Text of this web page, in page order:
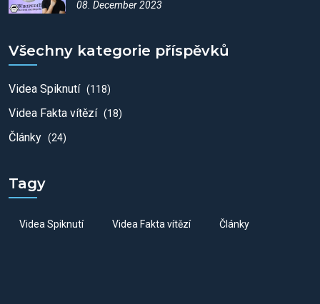
08. December 2023
Všechny kategorie příspěvků
Videa Spiknutí (118)
Videa Fakta vítězí (18)
Články (24)
Tagy
Videa Spiknutí Videa Fakta vítězí Články